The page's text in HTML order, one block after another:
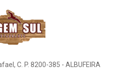
C. P. 8200-385 - ALBUFEIRA